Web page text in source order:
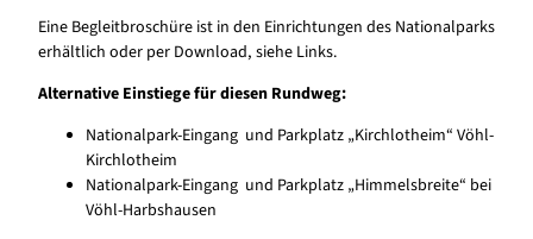
Eine Begleitbroschüre ist in den Einrichtungen des Nationalparks
erhältlich oder per Download, siehe Links.
Alternative Einstiege für diesen Rundweg:
Nationalpark-Eingang und Parkplatz „Kirchlotheim“ Vöhl-
Kirchlotheim
Nationalpark-Eingang und Parkplatz „Himmelsbreite“ bei
Vöhl-Harbshausen